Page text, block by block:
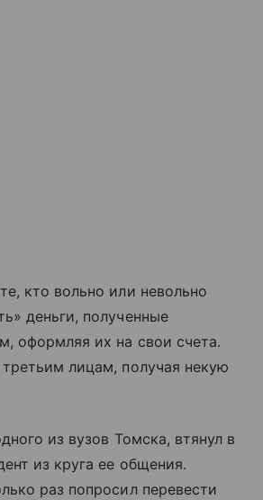
кто вольно или невольно
деньги, полученные
оформляя их на свои счета.
лицам, получая некую
из вузов Томска, втянул в
из круга ее общения.
раз попросил перевести